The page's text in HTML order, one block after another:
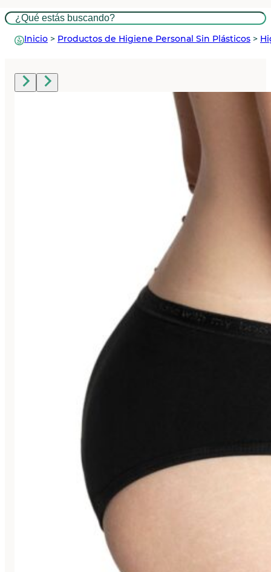
Buscar
Inicio > Productos de Higiene Personal Sin Plásticos >